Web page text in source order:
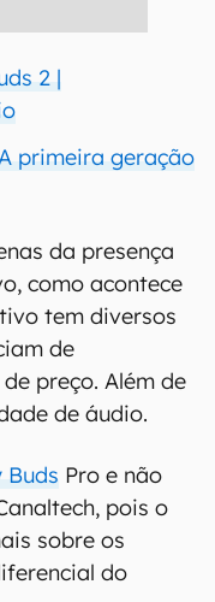
2 |
primeira geração
da presença
como acontece
tem diversos
de
preço. Além de
de áudio.
Buds Pro e não
pois o
sobre os
do